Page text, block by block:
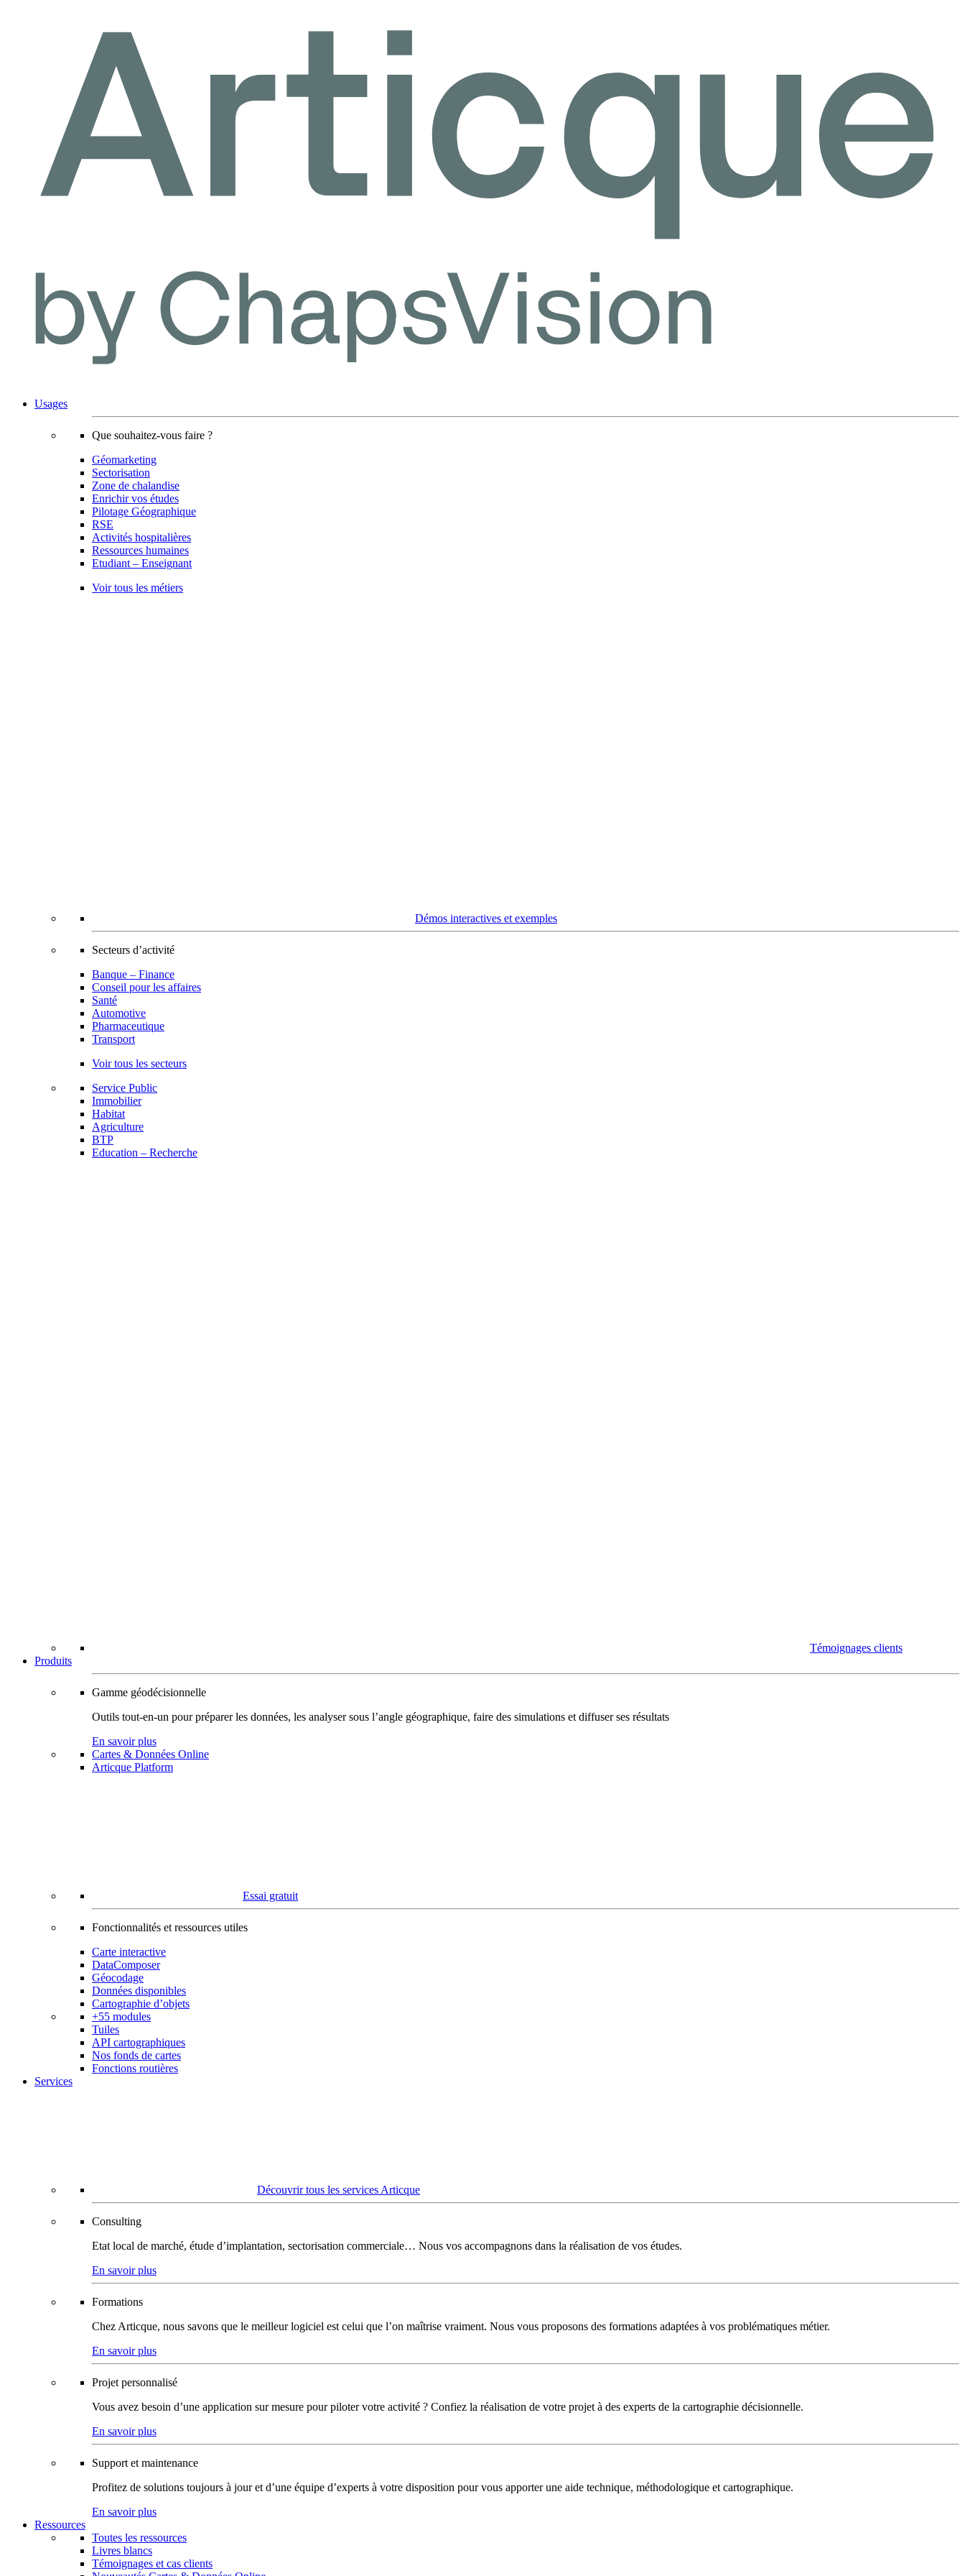
Usages
Que souhaitez-vous faire ?
Géomarketing
Sectorisation
Zone de chalandise
Enrichir vos études
Pilotage Géographique
RSE
Activités hospitalières
Ressources humaines
Etudiant – Enseignant
Voir tous les métiers
Démos interactives et exemples
Secteurs d’activité
Banque – Finance
Conseil pour les affaires
Santé
Automotive
Pharmaceutique
Transport
Voir tous les secteurs
Service Public
Immobilier
Habitat
Agriculture
BTP
Education – Recherche
Témoignages clients
Produits
Gamme géodécisionnelle
Outils tout-en-un pour préparer les données, les analyser sous l’angle géographique, faire des simulations et diffuser ses résultats
En savoir plus
Cartes & Données Online
Articque Platform
Essai gratuit
Fonctionnalités et ressources utiles
Carte interactive
DataComposer
Géocodage
Données disponibles
Cartographie d’objets
+55 modules
Tuiles
API cartographiques
Nos fonds de cartes
Fonctions routières
Services
Découvrir tous les services Articque
Consulting
Etat local de marché, étude d’implantation, sectorisation commerciale… Nous vos accompagnons dans la réalisation de vos études.
En savoir plus
Formations
Chez Articque, nous savons que le meilleur logiciel est celui que l’on maîtrise vraiment. Nous vous proposons des formations adaptées à vos problématiques métier.
En savoir plus
Projet personnalisé
Vous avez besoin d’une application sur mesure pour piloter votre activité ? Confiez la réalisation de votre projet à des experts de la cartographie décisionnelle.
En savoir plus
Support et maintenance
Profitez de solutions toujours à jour et d’une équipe d’experts à votre disposition pour vous apporter une aide technique, méthodologique et cartographique.
En savoir plus
Ressources
Toutes les ressources
Livres blancs
Témoignages et cas clients